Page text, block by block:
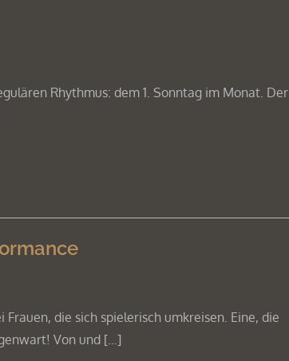
Rhythmus: dem 1. Sonntag im Monat. Der
die sich spielerisch umkreisen. Eine, die
Von und […]